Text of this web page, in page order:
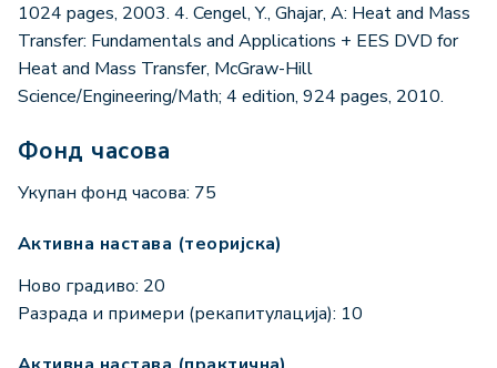
1024 pages, 2003. 4. Cengel, Y., Ghajar, A: Heat and Mass
Transfer: Fundamentals and Applications + EES DVD for
Heat and Mass Transfer, McGraw-Hill
Science/Engineering/Math; 4 edition, 924 pages, 2010.
Фонд часова
Укупан фонд часова: 75
Активна настава (теоријска)
Ново градиво: 20
Разрада и примери (рекапитулација): 10